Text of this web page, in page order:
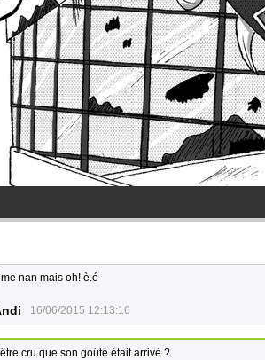
nan mais oh! è.é
16/06/2015 12:13:16
être cru que son goûté était arrivé ?